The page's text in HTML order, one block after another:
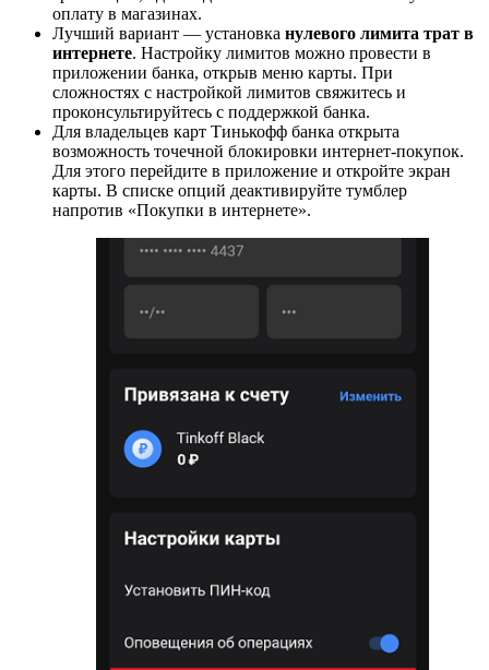
оплату в магазинах.
Лучший вариант — установка нулевого лимита трат в
интернете. Настройку лимитов можно провести в
приложении банка, открыв меню карты. При
сложностях с настройкой лимитов свяжитесь и
проконсультируйтесь с поддержкой банка.
Для владельцев карт Тинькофф банка открыта
возможность точечной блокировки интернет-покупок.
Для этого перейдите в приложение и откройте экран
карты. В списке опций деактивируйте тумблер
напротив «Покупки в интернете».